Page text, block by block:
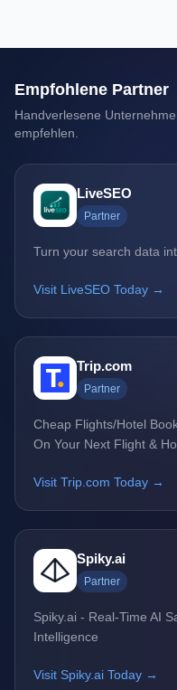
Empfohlene Partner
Handverlesene
empfehlen.
LiveSEO
Partner
Turn your search data
Visit LiveSEO Today →
Trip.com
Partner
Cheap Flights/Hotel
On Your Next Flight &
Visit Trip.com Today →
Spiky.ai
Partner
Spiky.ai - Real-Time AI
Intelligence
Visit Spiky.ai Today →